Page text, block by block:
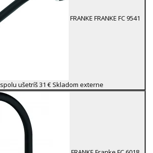
FRANKE FRANKE FC 9541
spolu ušetríš 31 € Skladom externe